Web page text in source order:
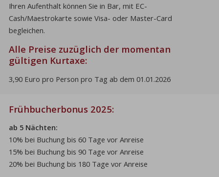
Ihren Aufenthalt können Sie in Bar, mit EC-
Cash/Maestrokarte sowie Visa- oder Master-Card
begleichen.
Alle Preise zuzüglich der momentan
gültigen Kurtaxe:
3,90 Euro pro Person pro Tag ab dem 01.01.2026
Frühbucherbonus 2025:
ab 5 Nächten:
10% bei Buchung bis 60 Tage vor Anreise
15% bei Buchung bis 90 Tage vor Anreise
20% bei Buchung bis 180 Tage vor Anreise